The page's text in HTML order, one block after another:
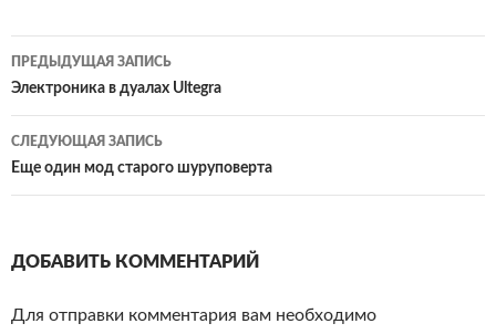
Навигация
по
записям
ПРЕДЫДУЩАЯ ЗАПИСЬ
Электроника в дуалах Ultegra
СЛЕДУЮЩАЯ ЗАПИСЬ
Еще один мод старого шуруповерта
ДОБАВИТЬ КОММЕНТАРИЙ
Для отправки комментария вам необходимо